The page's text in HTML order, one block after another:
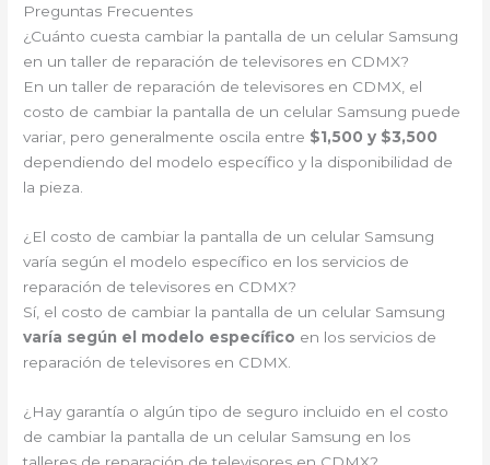
Preguntas Frecuentes
¿Cuánto cuesta cambiar la pantalla de un celular Samsung
en un taller de reparación de televisores en CDMX?
En un taller de reparación de televisores en CDMX, el
costo de cambiar la pantalla de un celular Samsung puede
variar, pero generalmente oscila entre $1,500 y $3,500
dependiendo del modelo específico y la disponibilidad de
la pieza.
¿El costo de cambiar la pantalla de un celular Samsung
varía según el modelo específico en los servicios de
reparación de televisores en CDMX?
Sí, el costo de cambiar la pantalla de un celular Samsung
varía según el modelo específico en los servicios de
reparación de televisores en CDMX.
¿Hay garantía o algún tipo de seguro incluido en el costo
de cambiar la pantalla de un celular Samsung en los
talleres de reparación de televisores en CDMX?